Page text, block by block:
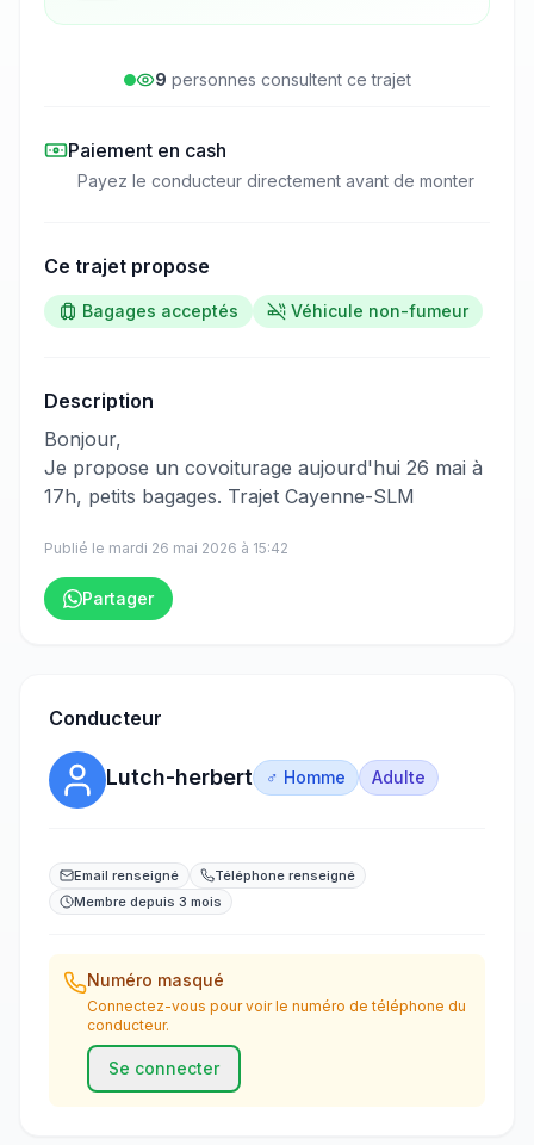
9 personnes consultentce trajet
Paiement en cash
Payez le conducteur directement avant de monter
Ce trajet propose
Bagages acceptés Véhicule non-fumeur
Description
​‌​‍​‌‌​​​‌‌​‌‌​‌‌​‌​‌‌‌​​​​​‌‌​‌‌​‌​‌‌‌‌​‌​​‌‌​​‌‌‌​​‌‌‌​​​​​‌‌​​​‌​‌‌​​​‌‌​​‌‌​​​​​​‌‌​​​​​​‌‌​​​​​‌‌​‌‌‌‌​‌‌​‌​​‌​​‌‌​‌‌​​​‌‌​​​​​​‌‌​‌​​​‌‌‌​‌‌‌​‌‌‌​​‌‌​‌‌​​‌‌​​‌‌‌​‌‌​​‌‌​‌​​​​‌‌​‌‌​​​​‌‌‌​​​​​‌‌​‌​​‍Bonjour,
Je propose un covoiturage aujourd'hui 26 mai à
17h, petits bagages. Trajet Cayenne-SLM
Publié le mardi 26 mai 2026 à 15:42
Partager
Conducteur
Lutch-herbert ♂ Homme Adulte
Email renseigné
Téléphone renseigné
Membre depuis 3 mois
Numéro masqué
Connectez-vous pour voir le numéro de téléphone du
conducteur.
Se connecter